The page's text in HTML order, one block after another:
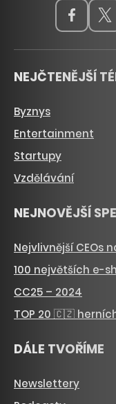
NEJČTENĚJŠÍ
Byznys
Entertainment
Startupy
Vzdělávání
NEJNOVĚJŠÍ
Nejvlivnější CEOs
100 největších e-
CC25 – 2024
TOP 20 🇨🇿
DÁLE TVOŘÍME
Newslettery